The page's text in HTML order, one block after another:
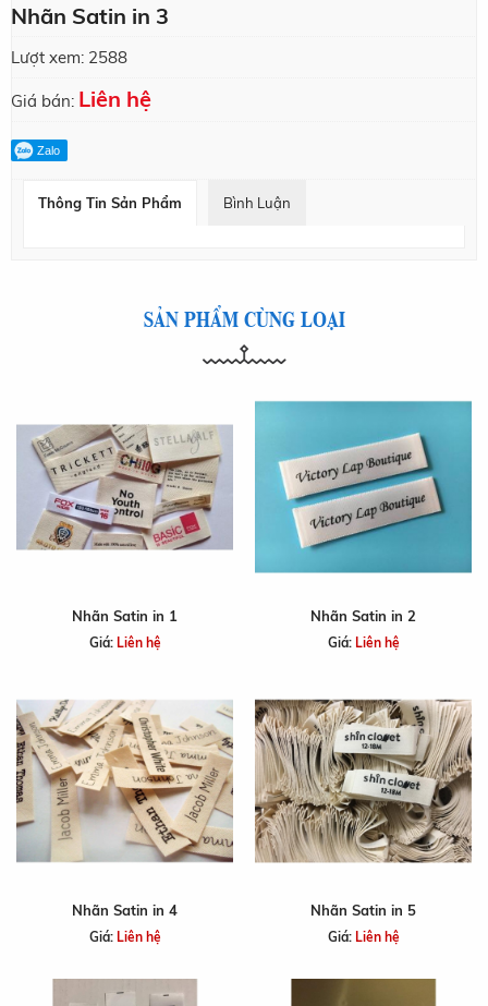
Nhãn Satin in 3
Lượt xem: 2588
Giá bán: Liên hệ
Zalo
Thông Tin Sản Phẩm Bình Luận
SẢN PHẨM CÙNG LOẠI
Nhãn Satin in 1
Giá: Liên hệ
Nhãn Satin in 2
Giá: Liên hệ
Nhãn Satin in 4
Giá: Liên hệ
Nhãn Satin in 5
Giá: Liên hệ